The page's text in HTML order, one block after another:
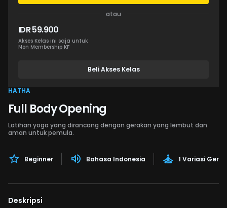
atau
IDR 59.900
Akses Kelas ini saja untuk
Non Membership KF
Beli Akses Kelas
HATHA
Full Body Opening
Latihan yoga yang dirancang dengan gerakan yang lembut dan
aman untuk pemula.
Beginner Bahasa Indonesia 1 Variasi
Deskripsi